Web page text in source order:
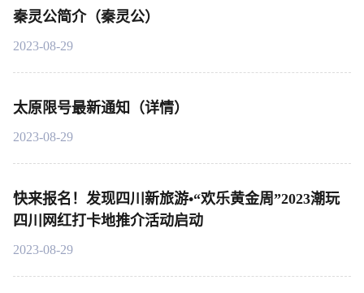
秦灵公简介（秦灵公）
2023-08-29
太原限号最新通知（详情）
2023-08-29
快来报名！发现四川新旅游•“欢乐黄金周”2023潮玩
四川网红打卡地推介活动启动
2023-08-29